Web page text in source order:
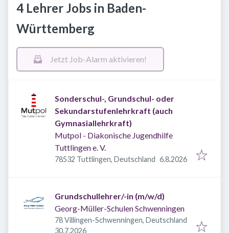
4 Lehrer Jobs in Baden-
Württemberg
Jetzt Job-Alarm aktivieren!
Sonderschul-, Grundschul- oder
Sekundarstufenlehrkraft (auch
Gymnasiallehrkraft)
Mutpol - Diakonische Jugendhilfe
Tuttlingen e. V.
78532 Tuttlingen, Deutschland Veröffentlicht
6.8.2026
Grundschullehrer/-in (m/w/d)
Georg-Müller-Schulen Schwenningen
78 Villingen-Schwenningen, Deutschland
Veröffentlicht
30.7.2026